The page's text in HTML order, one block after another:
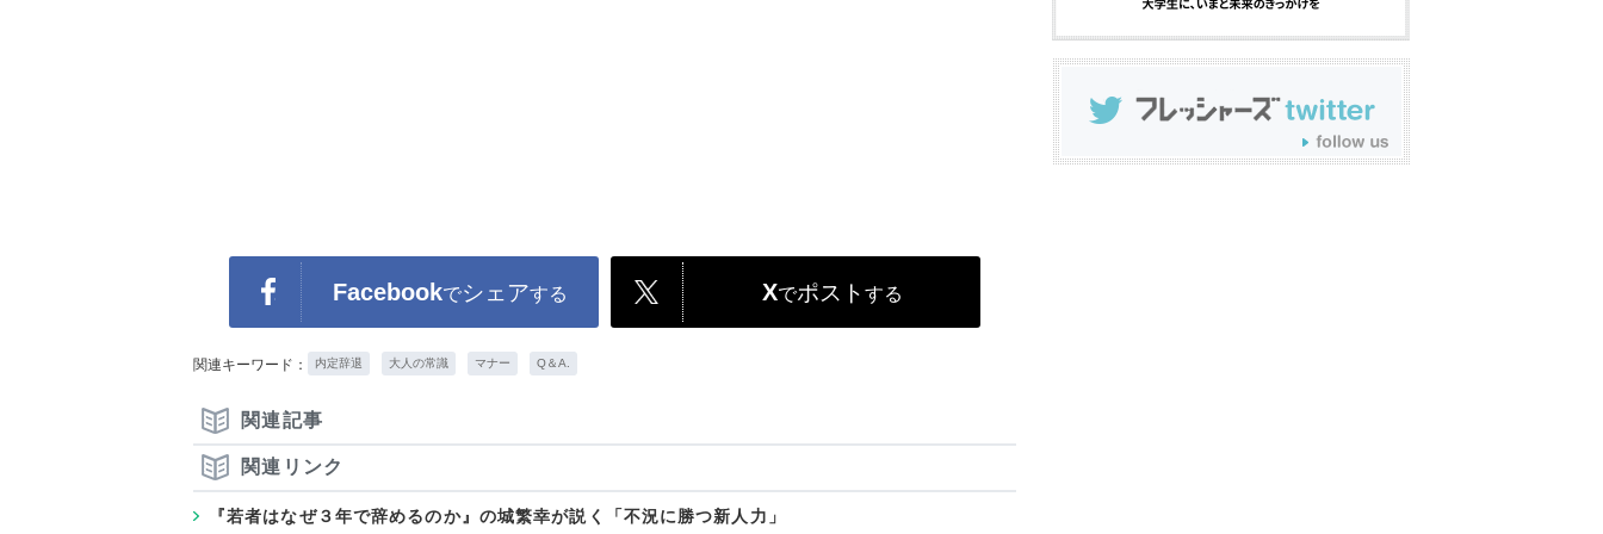
Facebookでシェアする Xでポスト する
関連キーワード： 内定辞退 大人の常識 マナー Q＆A.
関連記事
関連リンク
『若者はなぜ３年で辞めるのか』の城繁幸が説く「不況に勝つ新人力」